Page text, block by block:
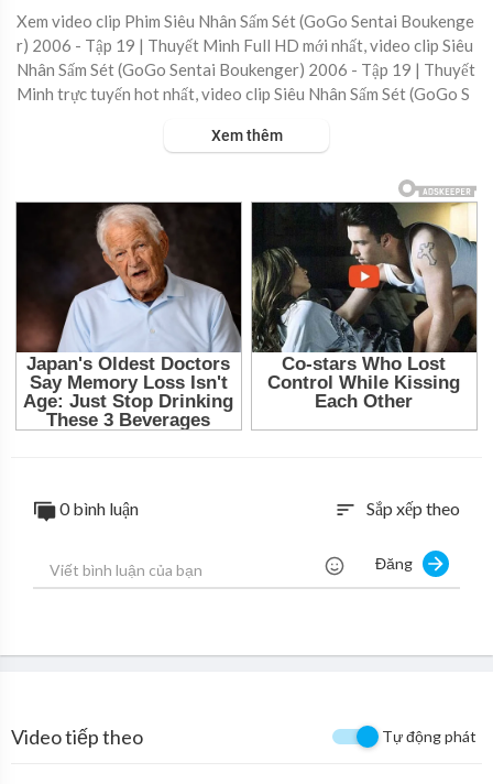
⁣Xem video clip Phim Siêu Nhân Sấm Sét (GoGo Sentai Boukenge
r) 2006 - Tập 19 | Thuyết Minh Full HD mới nhất, video clip Siêu
Nhân Sấm Sét (GoGo Sentai Boukenger) 2006 - Tập 19 | Thuyết
Minh trực tuyến hot nhất, video clip Siêu Nhân Sấm Sét (GoGo S
Xem thêm
0 bình luận sort Sắp xếp theo
Đăng
Video tiếp theo Tự động phát